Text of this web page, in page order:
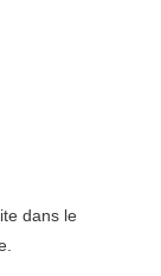
dans le